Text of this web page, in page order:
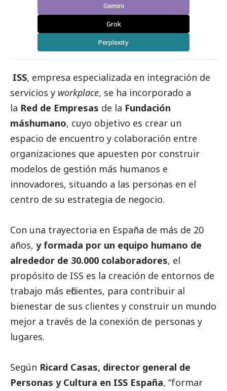
Gemini
Grok
Perplexity
ISS, empresa especializada en integración de
servicios y workplace, se ha incorporado a
la Red de Empresas de la Fundación
máshumano, cuyo objetivo es crear un
espacio de encuentro y colaboración entre
organizaciones que apuesten por construir
modelos de gestión más humanos e
innovadores, situando a las personas en el
centro de su estrategia de negocio.
Con una trayectoria en España de más de 20
años, y formada por un equipo humano de
alrededor de 30.000 colaboradores, el
propósito de ISS es la creación de entornos de
trabajo más eficientes, para contribuir al
bienestar de sus clientes y construir un mundo
mejor a través de la conexión de personas y
lugares.
Según Ricard Casas, director general de
Personas y Cultura en ISS España, “formar